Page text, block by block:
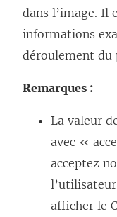
dans l’image. Il
informations
déroulement du
Remarques :
La valeur
avec «
acceptez
afficher le